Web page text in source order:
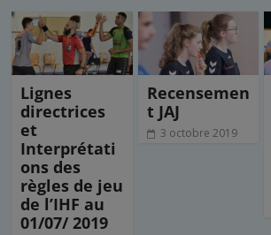
k
n
r
Lignes
directrices
et
Interprétati
ons des
règles de jeu
de l’IHF au
01/07/ 2019
Recensemen
t JAJ
3 octobre 2019